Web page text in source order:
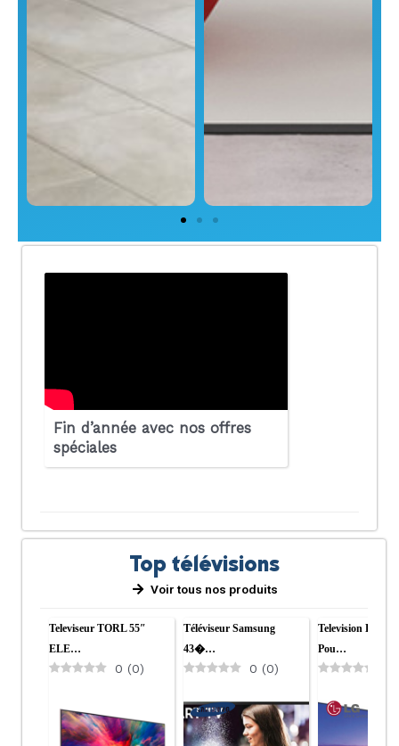
Fin d’année avec nos offres
spéciales
Top télévisions
Voir tous nos produits
Televiseur TORL 55″
ELE…
0 (0)
Téléviseur Samsung
43�…
0 (0)
Television LG
Pou…